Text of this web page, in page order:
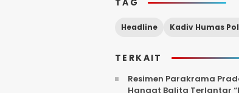
Headline Kadiv Humas
TERKAIT
Resimen Parakrama
Hangat Balita Terlantar